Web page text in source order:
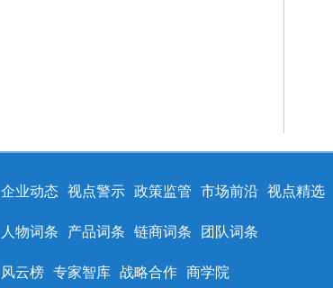
企业动态 视点警示 政策监管 市场前沿 视点精选
人物词条 产品词条 链商词条 团队词条
风云榜 专家智库 战略合作 商学院